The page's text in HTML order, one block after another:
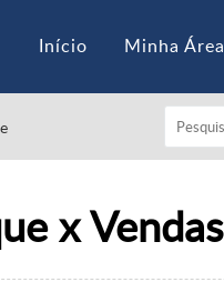
Início Minha Área
x Vendas